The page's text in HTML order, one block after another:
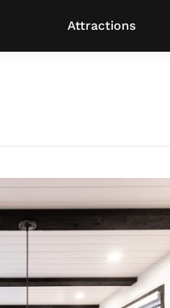
Attractions